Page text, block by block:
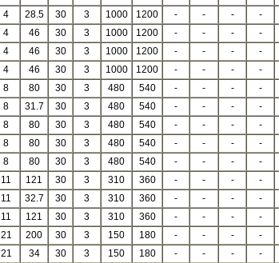
4 28.5 30 3 1000 1200 - - - -
4 46 30 3 1000 1200 - - - -
4 46 30 3 1000 1200 - - - -
4 46 30 3 1000 1200 - - - -
8 80 30 3 480 540 - - - -
8 31.7 30 3 480 540 - - - -
8 80 30 3 480 540 - - - -
8 80 30 3 480 540 - - - -
8 80 30 3 480 540 - - - -
11 121 30 3 310 360 - - - -
11 32.7 30 3 310 360 - - - -
11 121 30 3 310 360 - - - -
21 200 30 3 150 180 - - - -
21 34 30 3 150 180 - - - -